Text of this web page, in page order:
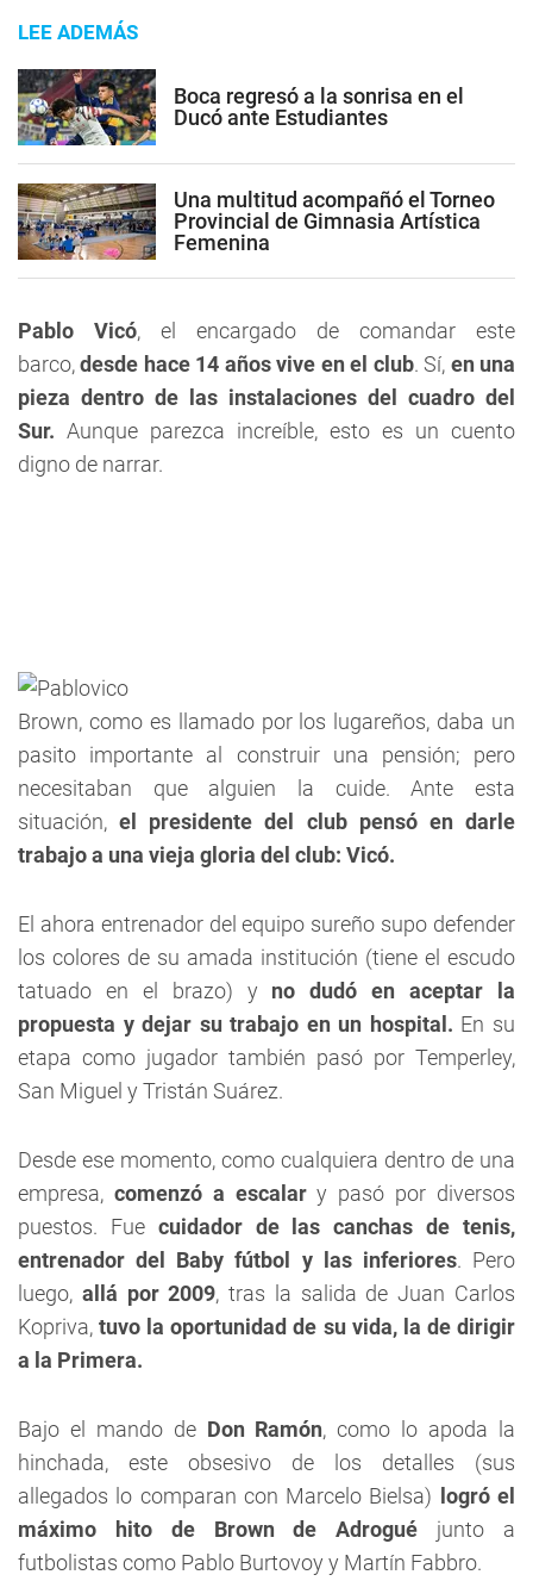
LEE ADEMÁS
Boca regresó a la sonrisa en el
Ducó ante Estudiantes
Una multitud acompañó el Torneo
Provincial de Gimnasia Artística
Femenina
Pablo Vicó, el encargado de comandar este
barco,desde hace 14 años vive en el club. Sí, en una
pieza dentro de las instalaciones del cuadro del
Sur. Aunque parezca increíble, esto es un cuento
digno de narrar.
Brown, como es llamado por los lugareños, daba un
pasito importante al construir una pensión; pero
necesitaban que alguien la cuide. Ante esta
situación,el presidente del club pensó en darle
trabajo a una vieja gloria del club: Vicó.
El ahora entrenador del equipo sureño supo defender
los colores de su amada institución (tiene el escudo
tatuado en el brazo) y no dudó en aceptar la
propuesta y dejar su trabajo en un hospital. En su
etapa como jugador también pasó por Temperley,
San Miguel y Tristán Suárez.
Desde ese momento, como cualquiera dentro de una
empresa, comenzó a escalary pasó por diversos
puestos. Fue cuidador de las canchas de tenis,
entrenador del Baby fútbol y las inferiores. Pero
luego, allá por 2009, tras la salida de Juan Carlos
Kopriva,tuvo la oportunidad de su vida, la de dirigir
a la Primera.
Bajo el mando deDon Ramón, como lo apoda la
hinchada, este obsesivo de los detalles (sus
allegados lo comparan con Marcelo Bielsa)
logró el
máximo hito de Brown de Adrogué junto a
futbolistas como Pablo Burtovoy y Martín Fabbro.